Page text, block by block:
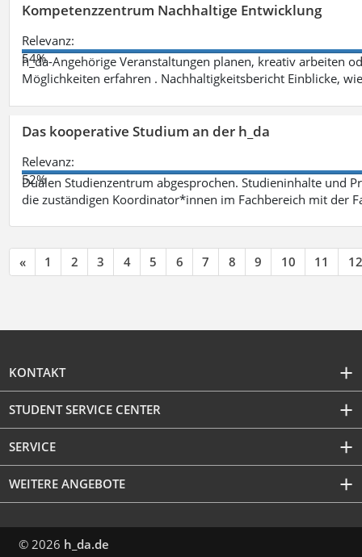
Kompetenzzentrum Nachhaltige Entwicklung
Relevanz:
54%
h_da-Angehörige Veranstaltungen planen, kreativ arbeiten
Möglichkeiten erfahren . Nachhaltigkeitsbericht Einblicke,
Das kooperative Studium an der h_da
Relevanz:
52%
Dualen Studienzentrum abgesprochen. Studieninhalte und
die zuständigen Koordinator*innen im Fachbereich mit der
« 1 2 3 4 5 6 7 8 9 10 11 12
KONTAKT
STUDENT SERVICE CENTER
SERVICE
WEITERE ANGEBOTE
© 2026 h_da.de